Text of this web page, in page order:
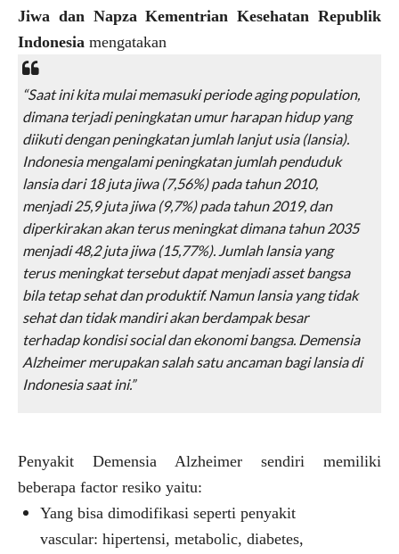
Jiwa dan Napza Kementrian Kesehatan Republik
Indonesia mengatakan
“Saat ini kita mulai memasuki periode aging population,
dimana terjadi peningkatan umur harapan hidup yang
diikuti dengan peningkatan jumlah lanjut usia (lansia).
Indonesia mengalami peningkatan jumlah penduduk
lansia dari 18 juta jiwa (7,56%) pada tahun 2010,
menjadi 25,9 juta jiwa (9,7%) pada tahun 2019, dan
diperkirakan akan terus meningkat dimana tahun 2035
menjadi 48,2 juta jiwa (15,77%). Jumlah lansia yang
terus meningkat tersebut dapat menjadi asset bangsa
bila tetap sehat dan produktif. Namun lansia yang tidak
sehat dan tidak mandiri akan berdampak besar
terhadap kondisi social dan ekonomi bangsa. Demensia
Alzheimer merupakan salah satu ancaman bagi lansia di
Indonesia saat ini.”
Penyakit Demensia Alzheimer sendiri memiliki
beberapa factor resiko yaitu:
Yang bisa dimodifikasi seperti penyakit
vascular: hipertensi, metabolic, diabetes,